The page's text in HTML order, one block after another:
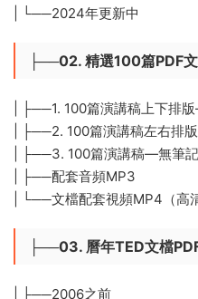
| └──2024年更新中
├──02. 精選100篇PDF
| ├──1. 100篇演講稿上下排
| ├──2. 100篇演講稿左右排
| ├──3. 100篇演講稿—無筆記
| ├──配套音頻MP3
| └──文檔配套視頻MP4（高
├──03. 曆年TED文檔
| ├──2006之前